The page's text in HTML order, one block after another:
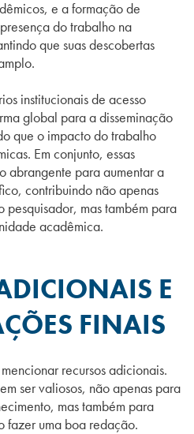
e a formação de
do trabalho na
que suas descobertas
institucionais de acesso
global para a disseminação
que o impacto do trabalho
Em conjunto, essas
abrangente para aumentar a
contribuindo não apenas
pesquisador, mas também para
acadêmica.
E
FINAIS
recursos adicionais.
ser valiosos, não apenas para
mas também para
fazer uma boa redação.